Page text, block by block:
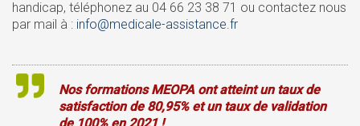
handicap, téléphonez au 04 66 23 38 71 ou contactez nous
par mail à : info@medicale-assistance.fr
Nos formations MEOPA ont atteint un taux de
satisfaction de 80,95% et un taux de validation